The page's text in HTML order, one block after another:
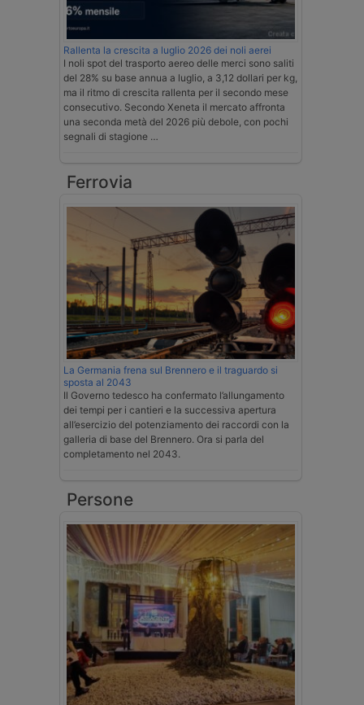
Rallenta la crescita a luglio 2026 dei noli aerei
I noli spot del trasporto aereo delle merci sono saliti
del 28% su base annua a luglio, a 3,12 dollari per kg,
ma il ritmo di crescita rallenta per il secondo mese
consecutivo. Secondo Xeneta il mercato affronta
una seconda metà del 2026 più debole, con pochi
segnali di stagione …
Ferrovia
La Germania frena sul Brennero e il traguardo si
sposta al 2043
Il Governo tedesco ha confermato l’allungamento
dei tempi per i cantieri e la successiva apertura
all’esercizio del potenziamento dei raccordi con la
galleria di base del Brennero. Ora si parla del
completamento nel 2043.
Persone